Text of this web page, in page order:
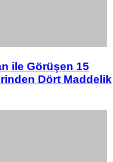
ile Görüşen 15
Dört Maddelik